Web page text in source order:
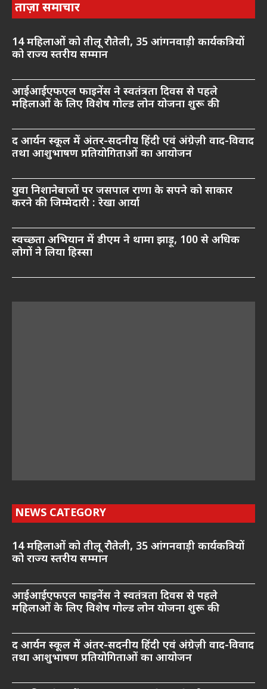
ताज़ा समाचार
14 महिलाओं को तीलू रौतेली, 35 आंगनवाड़ी कार्यकत्रियों
को राज्य स्तरीय सम्मान
आईआईएफएल फाइनेंस ने स्वतंत्रता दिवस से पहले
महिलाओं के लिए विशेष गोल्ड लोन योजना शुरू की
द आर्यन स्कूल में अंतर-सदनीय हिंदी एवं अंग्रेज़ी वाद-विवाद
तथा आशुभाषण प्रतियोगिताओं का आयोजन
युवा निशानेबाजों पर जसपाल राणा के सपने को साकार
करने की जिम्मेदारी : रेखा आर्या
स्वच्छता अभियान में डीएम ने थामा झाड़ू, 100 से अधिक
लोगों ने लिया हिस्सा
NEWS CATEGORY
14 महिलाओं को तीलू रौतेली, 35 आंगनवाड़ी कार्यकत्रियों
को राज्य स्तरीय सम्मान
आईआईएफएल फाइनेंस ने स्वतंत्रता दिवस से पहले
महिलाओं के लिए विशेष गोल्ड लोन योजना शुरू की
द आर्यन स्कूल में अंतर-सदनीय हिंदी एवं अंग्रेज़ी वाद-विवाद
तथा आशुभाषण प्रतियोगिताओं का आयोजन